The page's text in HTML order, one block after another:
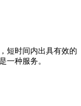
短时间内出具有效的
一种服务。